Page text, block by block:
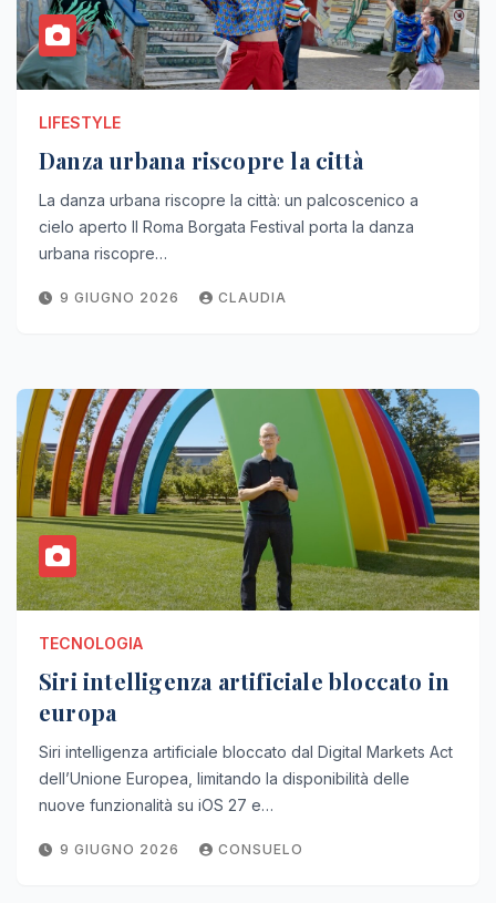
LIFESTYLE
Danza urbana riscopre la città
La danza urbana riscopre la città: un palcoscenico a
cielo aperto Il Roma Borgata Festival porta la danza
urbana riscopre…
9 GIUGNO 2026 CLAUDIA
TECNOLOGIA
Siri intelligenza artificiale bloccato in
europa
Siri intelligenza artificiale bloccato dal Digital Markets Act
dell’Unione Europea, limitando la disponibilità delle
nuove funzionalità su iOS 27 e…
9 GIUGNO 2026 CONSUELO